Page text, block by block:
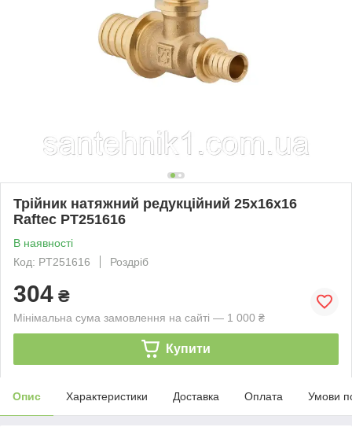
Трійник натяжний редукційний 25х16х16
Raftec PT251616
В наявності
Код: PT251616
Роздріб
304 ₴
Мінімальна сума замовлення на сайті — 1 000 ₴
Купити
Опис Характеристики Доставка Оплата Умови